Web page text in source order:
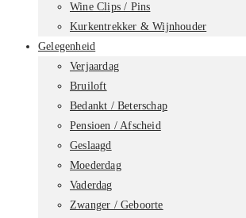
Wine Clips / Pins
Kurkentrekker & Wijnhouder
Gelegenheid
Verjaardag
Bruiloft
Bedankt / Beterschap
Pensioen / Afscheid
Geslaagd
Moederdag
Vaderdag
Zwanger / Geboorte